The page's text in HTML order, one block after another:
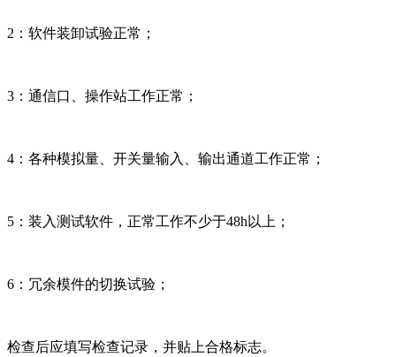
2：软件装卸试验正常；
3：通信口、操作站工作正常；
4：各种模拟量、开关量输入、输出通道工作正常；
5：装入测试软件，正常工作不少于48h以上；
6：冗余模件的切换试验；
检查后应填写检查记录，并贴上合格标志。